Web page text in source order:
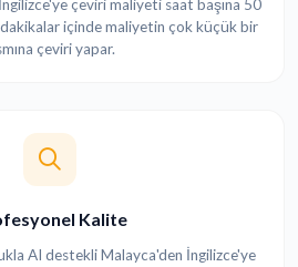
çeviri maliyeti saat başına 50
dakikalar içinde maliyetin çok küçük bir
çeviri yapar.
Kalite
AI destekli Malayca'den İngilizce'ye